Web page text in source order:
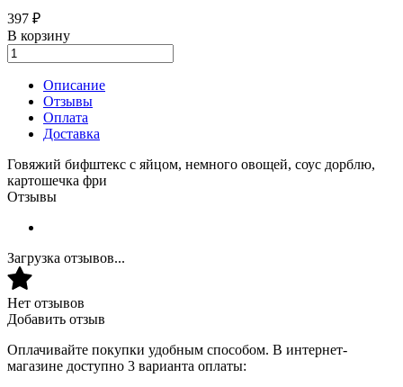
397 ₽
В корзину
Описание
Отзывы
Оплата
Доставка
Говяжий бифштекс с яйцом, немного овощей, соус дорблю,
картошечка фри
Отзывы
Загрузка отзывов...
Нет отзывов
Добавить отзыв
Оплачивайте покупки удобным способом. В интернет-
магазине доступно 3 варианта оплаты: